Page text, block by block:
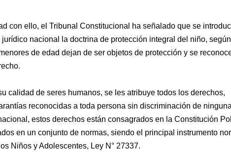
con ello, el Tribunal Constitucional ha señalado que se
nacional la doctrina de protección integral del niño, según
de edad dejan de ser objetos de protección y se
calidad de seres humanos, se les atribuye todos los derechos,
reconocidas a toda persona sin discriminación de
estos derechos están consagrados en la Constitución
en un conjunto de normas, siendo el principal instrumento
Niños y Adolescentes, Ley N° 27337.